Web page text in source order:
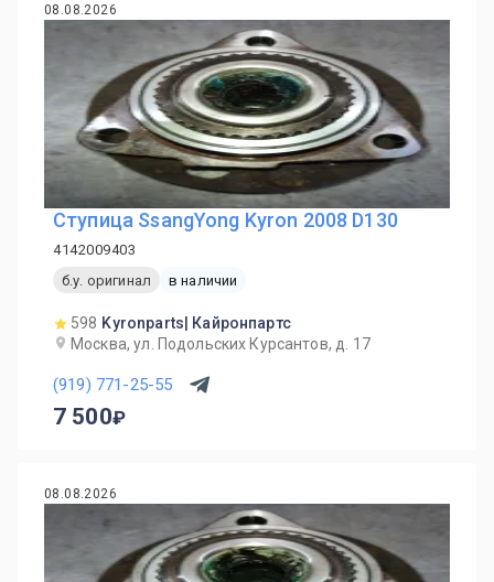
08.08.2026
Ступица SsangYong Kyron 2008 D130
4142009403
б.у. оригинал
в наличии
598 Kyronparts| Кайронпартс
Москва, ул. Подольских Курсантов, д. 17
(919) 771-25-55
7 500
08.08.2026